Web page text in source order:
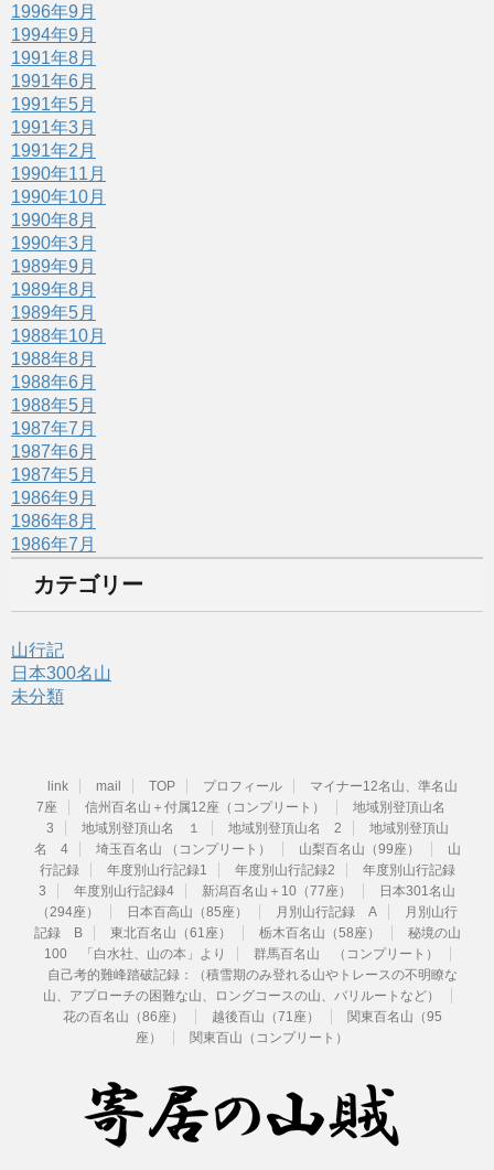
1996年9月
1994年9月
1991年8月
1991年6月
1991年5月
1991年3月
1991年2月
1990年11月
1990年10月
1990年8月
1990年3月
1989年9月
1989年8月
1989年5月
1988年10月
1988年8月
1988年6月
1988年5月
1987年7月
1987年6月
1987年5月
1986年9月
1986年8月
1986年7月
カテゴリー
山行記
日本300名山
未分類
link mail TOP プロフィール
マイナー12名山、準名山
7座
信州百名山＋付属12座（コンプリート）
地域別登頂山名
3
地域別登頂山名 １ 地域別登頂山名 2
地域別登頂山
名 4
埼玉百名山 （コンプリート） 山梨百名山（99座）
山
行記録
年度別山行記録1 年度別山行記録2
年度別山行記録
3
年度別山行記録4 新潟百名山＋10（77座）
日本301名山
（294座）
日本百高山（85座） 月別山行記録 A
月別山行
記録 B
東北百名山（61座） 栃木百名山（58座）
秘境の山
100 「白水社、山の本」より
群馬百名山 （コンプリート）
自己考的難峰踏破記録：（積雪期のみ登れる山やトレースの不明瞭な
山、アプローチの困難な山、ロングコースの山、バリルートなど）
花の百名山（86座）
越後百山（71座）
関東百名山（95
座）
関東百山（コンプリート）